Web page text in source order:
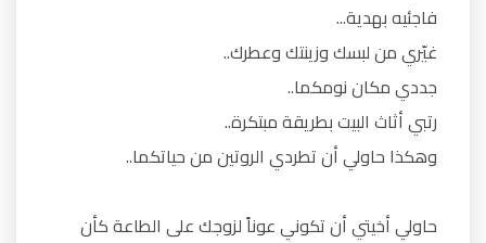
فاجئيه بهدية...
غيّري من لبسك وزينتك وعطرك..
جددي مكان نومكما..
رتبي أثاث البيت بطريقة مبتكرة..
وهكذا حاولي أن تطردي الروتين من حياتكما..
حاولي أخيتي أن تكوني عوناً لزوجك على الطاعة كأن